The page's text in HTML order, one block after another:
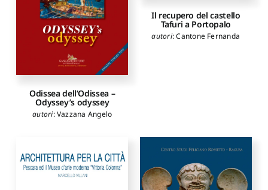
Francesco,Stigliano Marco
Alini Luigi,Amirante Roberta
Odissea dell’Odissea –
Odyssey’s odyssey
autori:Vazzana Angelo
Il recupero del castello
Tafuri a Portopalo
autori:Cantone Fernanda